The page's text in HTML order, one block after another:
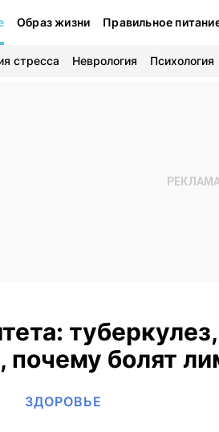
Образ жизни Правильное
стресса Неврология Психология
почему болят
ЗДОРОВЬЕ